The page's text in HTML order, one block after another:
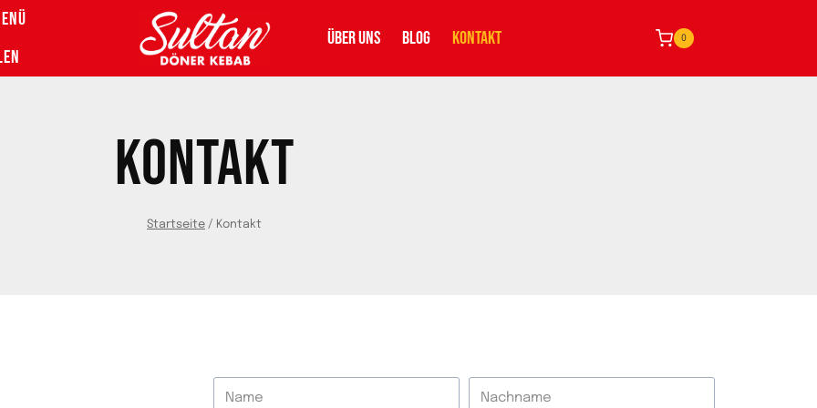
ÜBER UNS BLOG KONTAKT 0
KONTAKT
Startseite / Kontakt